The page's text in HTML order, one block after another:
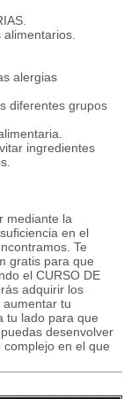
alergias
diferentes grupos
ingredientes
mediante la
en el
Te
gratis para que
el CURSO DE
adquirir los
tu
tu lado para que
desenvolver
en el que